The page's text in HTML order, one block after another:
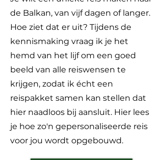
de Balkan, van vijf dagen of langer.
Hoe ziet dat er uit? Tijdens de
kennismaking vraag ik je het
hemd van het lijf om een goed
beeld van alle reiswensen te
krijgen, zodat ik écht een
reispakket samen kan stellen dat
hier naadloos bij aansluit. Hier lees
je hoe zo'n gepersonaliseerde reis
voor jou wordt opgebouwd.